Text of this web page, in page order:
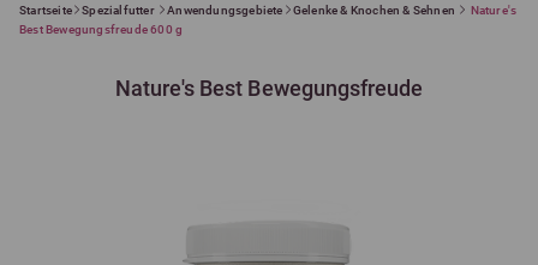
Startseite Spezialfutter Anwendungsgebiete Gelenke & Knochen & Sehnen
Nature's
Best Bewegungsfreude 600 g
Nature's Best Bewegungsfreude